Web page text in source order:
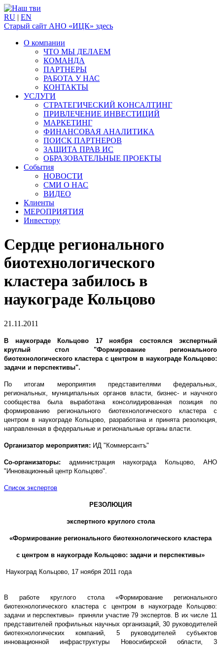
RU | EN
Старый сайт АНО «ИЦК» здесь
О компании
ЧТО МЫ ДЕЛАЕМ
КОМАНДА
ПАРТНЕРЫ
РАБОТА У НАС
КОНТАКТЫ
УСЛУГИ
СТРАТЕГИЧЕСКИЙ КОНСАЛТИНГ
ПРИВЛЕЧЕНИЕ ИНВЕСТИЦИЙ
МАРКЕТИНГ
ФИНАНСОВАЯ АНАЛИТИКА
ПОИСК ПАРТНЕРОВ
ЗАЩИТА ПРАВ ИС
ОБРАЗОВАТЕЛЬНЫЕ ПРОЕКТЫ
События
НОВОСТИ
СМИ О НАС
ВИДЕО
Клиенты
МЕРОПРИЯТИЯ
Инвестору
Сердце регионального
биотехнологического
кластера забилось в
наукограде Кольцово
21.11.2011
В наукограде Кольцово 17 ноября состоялся экспертный
круглый стол "Формирование регионального
биотехнологического кластера с центром в наукограде Кольцово:
задачи и перспективы".
По итогам мероприятия представителями федеральных,
региональных, муниципальных органов власти, бизнес- и научного
сообщества была выработана консолидированная позиция по
формированию регионального биотехнологического кластера с
центром в наукограде Кольцово, разработана и принята резолюция,
направленная в федеральные и региональные органы власти.
Организатор мероприятия: ИД "Коммерсантъ"
Со-организаторы: администрация наукограда Кольцово, АНО
"Инновационный центр Кольцово".
Список экспертов
РЕЗОЛЮЦИЯ
экспертного круглого стола
«Формирование регионального биотехнологического кластера
с центром в наукограде Кольцово: задачи и перспективы»
Наукоград Кольцово, 17 ноября 2011 года
В работе круглого стола «Формирование регионального
биотехнологического кластера с центром в наукограде Кольцово:
задачи и перспективы» приняли участие 79 экспертов. В их числе 11
представителей профильных научных организаций, 30 руководителей
биотехнологических компаний, 5 руководителей субъектов
инновационной инфраструктуры Новосибирской области, 3